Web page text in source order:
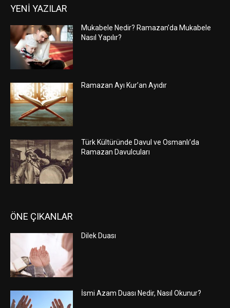
YENİ YAZILAR
Mukabele Nedir? Ramazan’da Mukabele
Nasıl Yapılır?
Ramazan Ayı Kur’an Ayıdır
Türk Kültüründe Davul ve Osmanlı’da
Ramazan Davulcuları
ÖNE ÇIKANLAR
Dilek Duası
İsmi Azam Duası Nedir, Nasıl Okunur?